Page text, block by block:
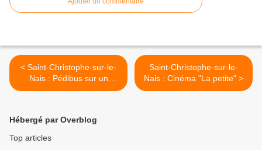
< Saint-Christophe-sur-le-
Nais : Pédibus sur un
premier circuit validé par la
Saint-Christophe-sur-le-
Nais : Cinéma "La petite" >
Hébergé par Overblog
Top articles